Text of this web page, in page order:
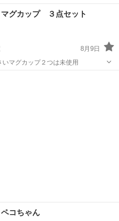
家具 ペコちゃん
グカップ ３点セット
8月9日
マグカップ２つは未使用
コちゃん